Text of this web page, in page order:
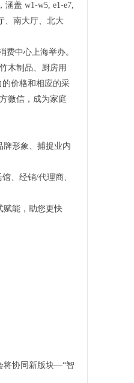
涵盖 w1-w5, e1-e7,
、南大厅、北大
费中心上海举办。
木制品、厨房用
价格和相应的采
微信，成为家庭
牌形象、捕捉业内
、经销/代理商、
赋能，助您更快
将协同新版块—“智